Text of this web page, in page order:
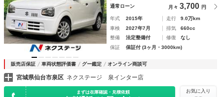
通常ローン 月々 3,700 円
年式 2015年 走行
9.0万km
車検
2027年7月 排気
660cc
整備
法定整備付 修復
なし
保証
保証付 (3ヶ月・3000km)
販売店保証 車両状態評価書 グー鑑定 オンライン商談可
宮城県仙台市泉区 ネクステージ 泉インター店
まずは在庫確認・見積依頼 お気に入り